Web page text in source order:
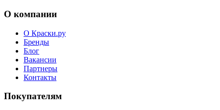
О компании
О Краски.ру
Бренды
Блог
Вакансии
Партнеры
Контакты
Покупателям